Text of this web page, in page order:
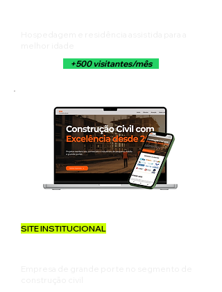
+500 visitantes/mês
SITE INSTITUCIONAL